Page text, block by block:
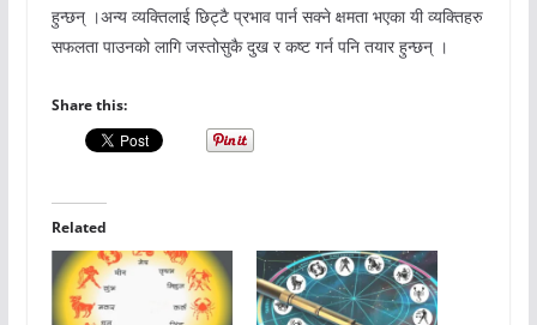
हुन्छन् ।अन्य व्यक्तिलाई छिट्टै प्रभाव पार्न सक्ने क्षमता भएका यी व्यक्तिहरु
सफलता पाउनको लागि जस्तोसुकै दुख र कष्ट गर्न पनि तयार हुन्छन् ।
Share this:
Related